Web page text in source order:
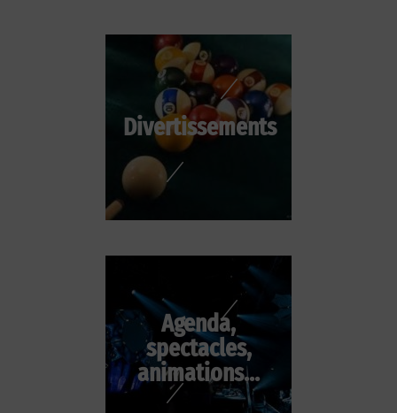
Divertissements
Agenda,
spectacles,
animations...